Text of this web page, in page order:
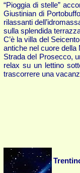
“Pioggia di stelle”
Giustinian di
rilassanti
sulla splendida
C’è la villa del
antiche nel cuore della
Strada del Prosecco,
relax su un lettino
trascorrere una